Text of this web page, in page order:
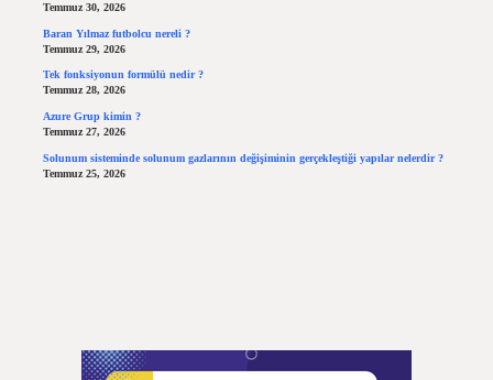
Temmuz 30, 2026
Baran Yılmaz futbolcu nereli ?
Temmuz 29, 2026
Tek fonksiyonun formülü nedir ?
Temmuz 28, 2026
Azure Grup kimin ?
Temmuz 27, 2026
Solunum sisteminde solunum gazlarının değişiminin gerçekleştiği yapılar nelerdir ?
Temmuz 25, 2026